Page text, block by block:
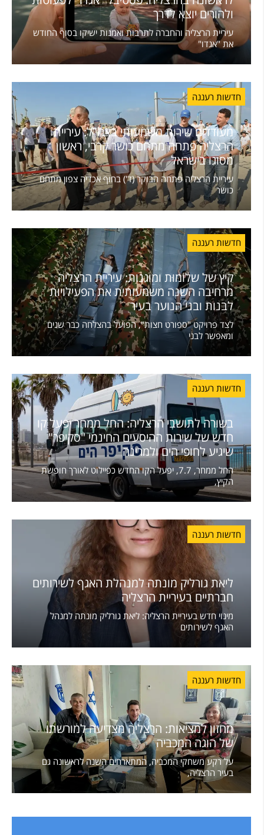
ולהורים יוצא לדרך
עיריית הרצליה והחברה לתרבות ואמנות ישיקו בסוף החודש
את "אגדו"
חדשות רעננה
מעודדים שירות משמעותי בצה"ל: עיריית
הרצליה פתחה מתחם כושר קרבי, ראשון
מסוגו בישראל
עיריית הרצליה פתחה הבוקר (ד') בחוף אכדיה צפון מתחם
כושר
חדשות רעננה
קיץ של שלוֹמוּת ומוגנות: עיריית הרצליה
מרחיבה השנה משמעותית את הפעילויות
לבנות ובני הנוער בעיר
לצד פרויקט "ספורט חצות", הפועל בהצלחה כבר שנים
ומאפשר לבני
חדשות רעננה
בשורה לתושבי הרצליה: החל ממחר יפעל קו
חדש של שירות ההיסעים החינמי "סקיפר"
שיגיע לחופי הים ולמרינה
החל ממחר, 7.7, יפעל הקו החדש כפיילוט לאורך חופשת
הקיץ,
חדשות רעננה
ליאת גורליק מונתה למנהלת האגף לשירותים
חברתיים בעיריית הרצליה
מינוי חדש בעיריית הרצליה: ליאת גורליק מונתה למנהל
האגף לשירותים
חדשות רעננה
מחזון למציאות: הרצליה מצדיעה למורשתו
של הוגה המכביה
על רקע משחקי המכביה, המתארחים השנה לראשונה גם
בעיר הרצליה,